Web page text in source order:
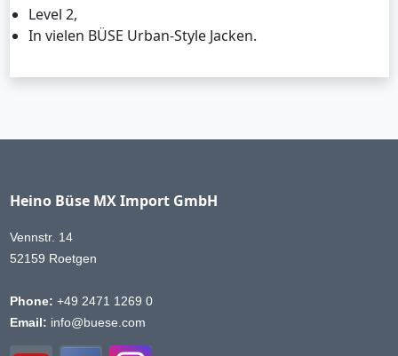
Level 2,
In vielen BÜSE Urban-Style Jacken.
Heino Büse MX Import GmbH
Vennstr. 14
52159 Roetgen
Phone: +49 2471 1269 0
Email: info@buese.com